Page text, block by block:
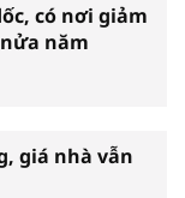
có nơi giảm
năm
giá nhà vẫn